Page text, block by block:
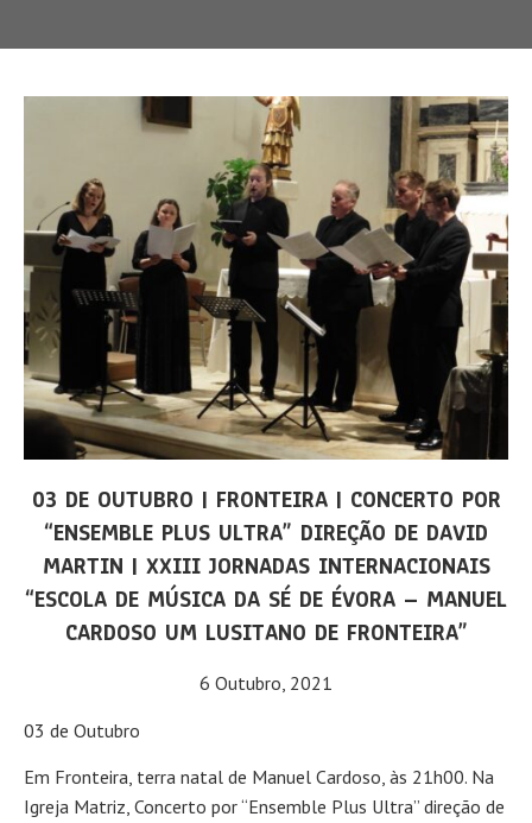
03 DE OUTUBRO | FRONTEIRA | CONCERTO POR
“ENSEMBLE PLUS ULTRA” DIREÇÃO DE DAVID
MARTIN | XXIII JORNADAS INTERNACIONAIS
“ESCOLA DE MÚSICA DA SÉ DE ÉVORA – MANUEL
CARDOSO UM LUSITANO DE FRONTEIRA”
6 Outubro, 2021
03 de Outubro
Em Fronteira, terra natal de Manuel Cardoso, às 21h00. Na
Igreja Matriz, Concerto por “Ensemble Plus Ultra” direção de